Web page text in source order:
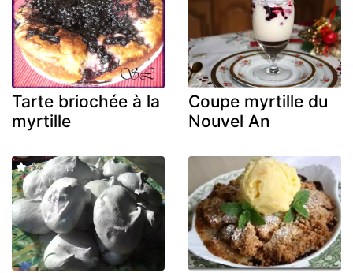
Tarte briochée à la
myrtille
Coupe myrtille du
Nouvel An